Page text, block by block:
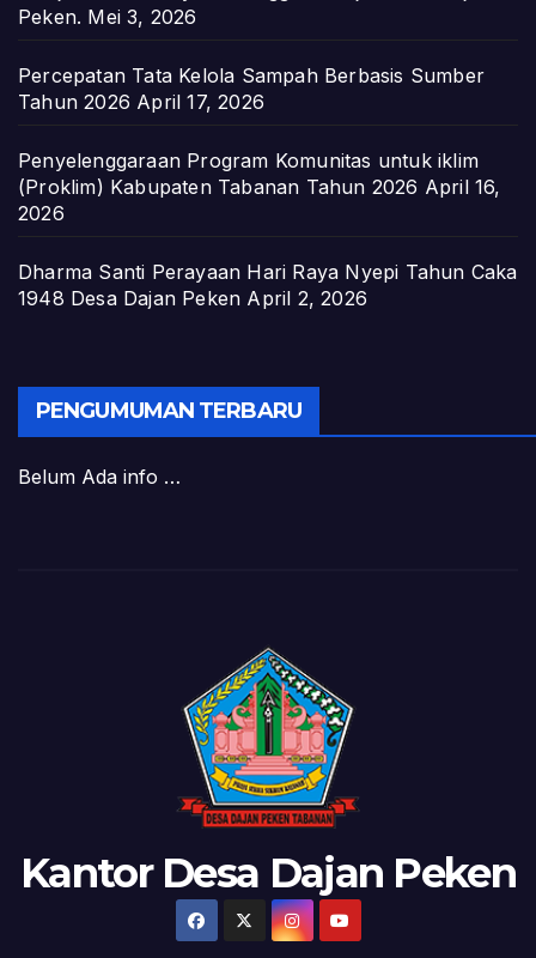
Peken. Mei 3, 2026
Percepatan Tata Kelola Sampah Berbasis Sumber
Tahun 2026 April 17, 2026
Penyelenggaraan Program Komunitas untuk iklim
(Proklim) Kabupaten Tabanan Tahun 2026 April 16,
2026
Dharma Santi Perayaan Hari Raya Nyepi Tahun Caka
1948 Desa Dajan Peken April 2, 2026
PENGUMUMAN TERBARU
Belum Ada info …
Kantor Desa Dajan Peken